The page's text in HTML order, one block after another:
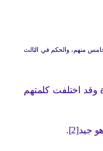
منهم، والحكم في الثالث
وقد اختلفت كلمتهم
جيد[2].